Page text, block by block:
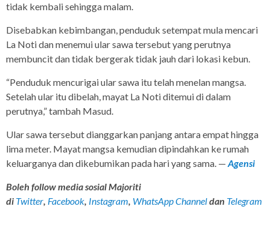
tidak kembali sehingga malam.
Disebabkan kebimbangan, penduduk setempat mula mencari
La Noti dan menemui ular sawa tersebut yang perutnya
membuncit dan tidak bergerak tidak jauh dari lokasi kebun.
“Penduduk mencurigai ular sawa itu telah menelan mangsa.
Setelah ular itu dibelah, mayat La Noti ditemui di dalam
perutnya,” tambah Masud.
Ular sawa tersebut dianggarkan panjang antara empat hingga
lima meter. Mayat mangsa kemudian dipindahkan ke rumah
keluarganya dan dikebumikan pada hari yang sama. — Agensi
Boleh follow media sosial Majoriti
di Twitter, Facebook, Instagram, WhatsApp Channeldan Telegram